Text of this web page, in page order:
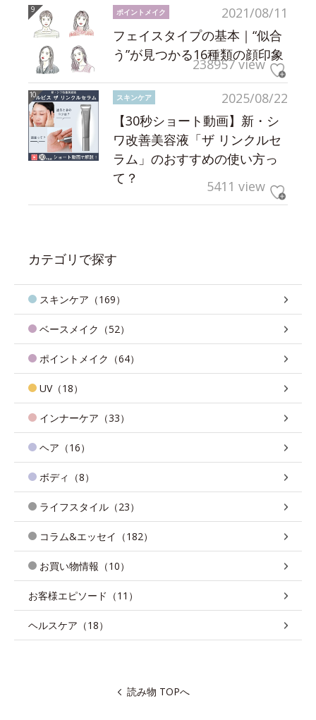
2021/08/11
ポイントメイク
フェイスタイプの基本｜“似合
う”が見つかる16種類の顔印象
238957 view
2025/08/22
スキンケア
【30秒ショート動画】新・シ
ワ改善美容液「ザ リンクルセ
ラム」のおすすめの使い方っ
て？
5411 view
カテゴリで探す
スキンケア（169）
ベースメイク（52）
ポイントメイク（64）
UV（18）
インナーケア（33）
ヘア（16）
ボディ（8）
ライフスタイル（23）
コラム&エッセイ（182）
お買い物情報（10）
お客様エピソード（11）
ヘルスケア（18）
読み物 TOPへ